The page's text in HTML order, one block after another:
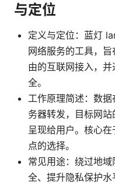
与定位
定义与定位：蓝灯
网络服务的工具，
由的互联网接入，
全。
工作原理简述：数
务器转发，目标网
呈现给用户。核心
点的选择。
常见用途：绕过地
全、提升隐私保护水